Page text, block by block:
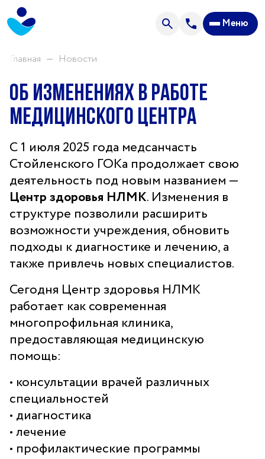
Меню
Анализы
Акции
Пациентам
О центре
Направления нашей деятельности
Новости
Отзывы
Часто задаваемые вопросы
Спроси врача
Прейскурант цен
Контакты
Филиал Центра здоровья НЛМК в
Старом Осколе
Адрес
309517, г. Старый Оскол, мкн. Весенний, д. 34
Прием врача-терапевта: пн 08.00–16.30, вт-пт 08.00–
20.00, сб 08.00–12.00
Дневной стационар: пн-пт 08.00–20.00, сб-вс 08.00–
14.00
Забор анализов: 08.00–12.00 включая сб и вс.
Главная Новости
Об изменениях в работе
медицинского центра
С 1 июля 2025 года медсанчасть
Стойленского ГОКа продолжает свою
деятельность под новым названием —
Центр здоровья НЛМК. Изменения в
структуре позволили расширить
возможности учреждения, обновить
подходы к диагностике и лечению, а
также привлечь новых специалистов.
Сегодня Центр здоровья НЛМК
работает как современная
многопрофильная клиника,
предоставляющая медицинскую
помощь:
• консультации врачей различных
специальностей
• диагностика
• лечение
• профилактические программы